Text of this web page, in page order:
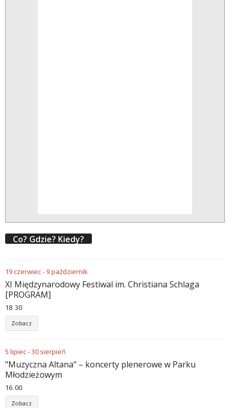
Co? Gdzie? Kiedy?
19czerwiec- 9październik
XI Międzynarodowy Festiwal im. Christiana Schlaga
[PROGRAM]
18 30
Zobacz
5 lipiec-30 sierpień
"Muzyczna Altana" – koncerty plenerowe w Parku
Młodzieżowym
16 00
Zobacz